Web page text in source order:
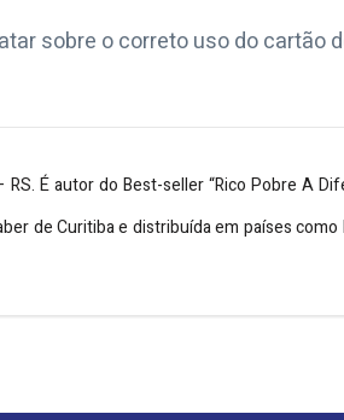
sobre o correto uso do cartão
É autor do Best-seller “Rico Pobre A
de Curitiba e distribuída em países